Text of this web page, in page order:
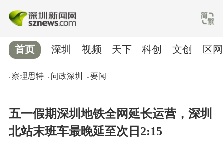
首页
察理思特 问政深圳 要闻
深圳 视频 天下 科创 文创 区网
五一假期深圳地铁全网延长运营，深圳
北站末班车最晚延至次日2:15